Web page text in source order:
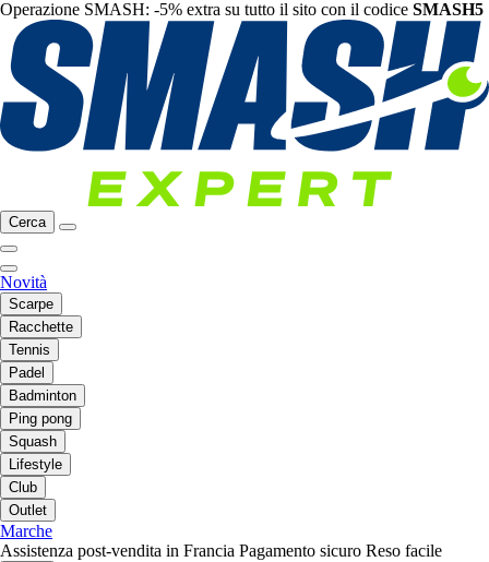
Operazione SMASH: -5% extra su tutto il sito con il codice SMASH5
Cerca
Novità
Scarpe
Racchette
Tennis
Padel
Badminton
Ping pong
Squash
Lifestyle
Club
Outlet
Marche
Assistenza post-vendita in Francia Pagamento sicuro Reso facile